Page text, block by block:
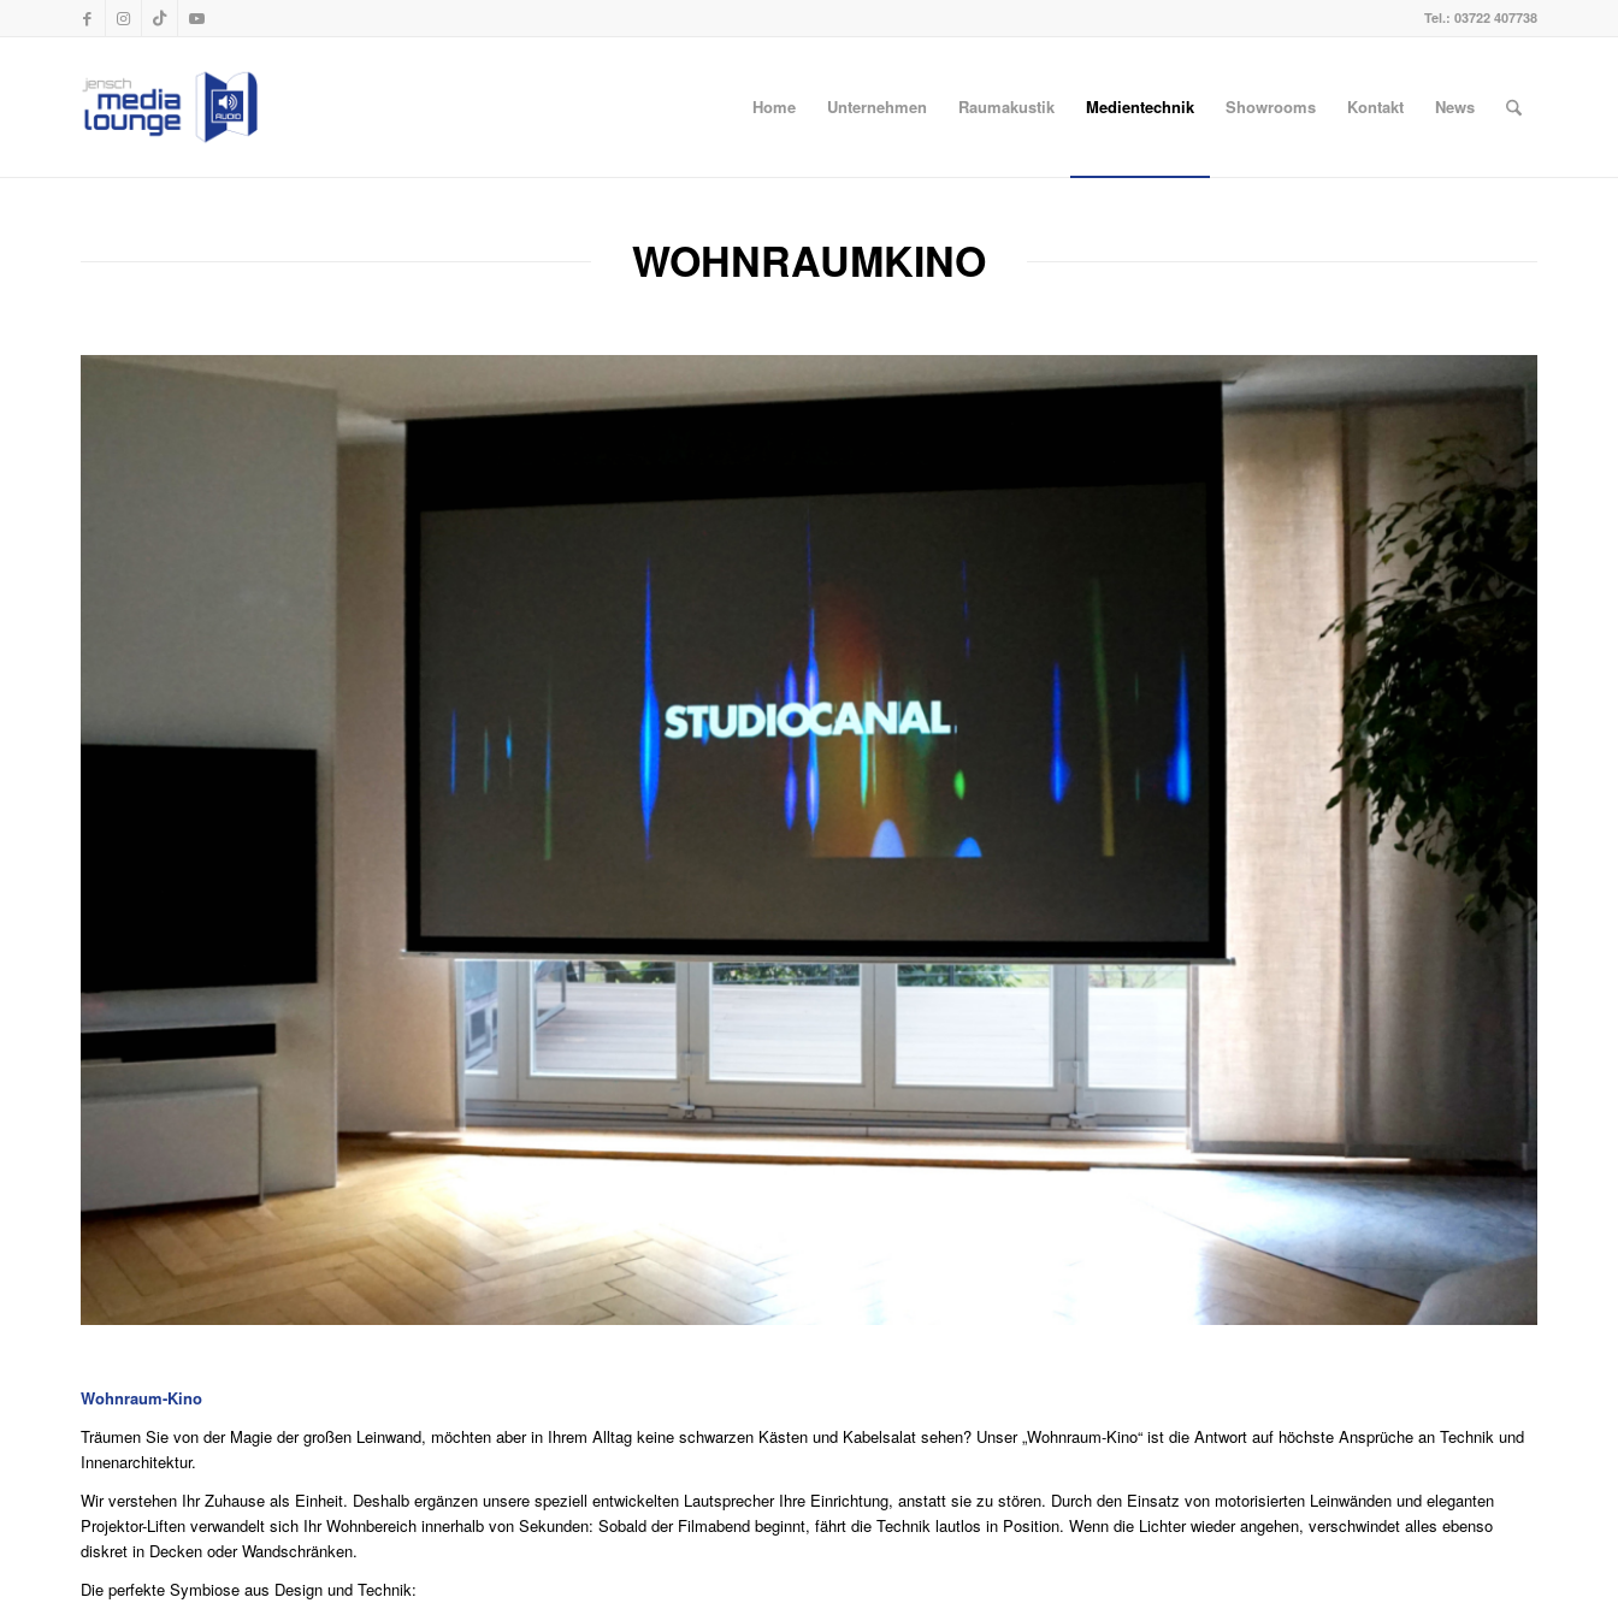
Tel.: 03722 407738
Home Unternehmen Raumakustik Medientechnik Showrooms Kontakt News
WOHNRAUMKINO
Wohnraum-Kino
Träumen Sie von der Magie der großen Leinwand, möchten aber in Ihrem Alltag keine schwarzen Kästen und Kabelsalat sehen? Unser „Wohnraum-Kino“ ist die Antwort auf höchste Ansprüche an Technik und
Innenarchitektur.
Wir verstehen Ihr Zuhause als Einheit. Deshalb ergänzen unsere speziell entwickelten Lautsprecher Ihre Einrichtung, anstatt sie zu stören. Durch den Einsatz von motorisierten Leinwänden und eleganten
Projektor-Liften verwandelt sich Ihr Wohnbereich innerhalb von Sekunden: Sobald der Filmabend beginnt, fährt die Technik lautlos in Position. Wenn die Lichter wieder angehen, verschwindet alles ebenso
diskret in Decken oder Wandschränken.
Die perfekte Symbiose aus Design und Technik: